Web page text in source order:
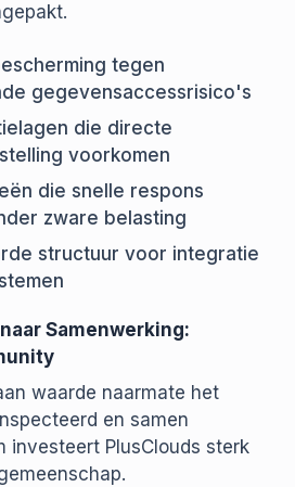
tegen
gegevensaccessrisico's
die directe
voorkomen
die snelle respons
zware belasting
structuur voor integratie
Samenwerking:
waarde naarmate het
en samen
investeert PlusClouds sterk